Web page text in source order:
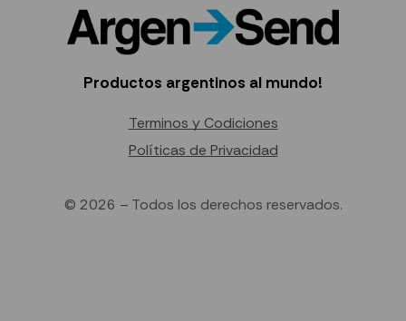
Productos argentinos al mundo!
Terminos y Codiciones
Políticas de Privacidad
© 2026 – Todos los derechos reservados.